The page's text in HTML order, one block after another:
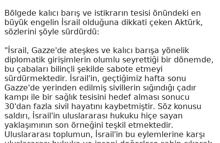
Bölgede kalıcı barış ve istikrarın tesisi önündeki en
büyük engelin İsrail olduğuna dikkati çeken Aktürk,
sözlerini şöyle sürdürdü:
"İsrail, Gazze'de ateşkes ve kalıcı barışa yönelik
diplomatik girişimlerin olumlu seyrettiği bir dönemde,
bu çabaları bilinçli şekilde sabote etmeyi
sürdürmektedir. İsrail'in, geçtiğimiz hafta sonu
Gazze'de yerinden edilmiş sivillerin sığındığı çadır
kampı ile bir sağlık tesisini hedef alması sonucu
30'dan fazla sivil hayatını kaybetmiştir. Söz konusu
saldırı, İsrail'in uluslararası hukuku hiçe sayan
yaklaşımının son örneğini teşkil etmektedir.
Uluslararası toplumun, İsrail'in bu eylemlerine karşı